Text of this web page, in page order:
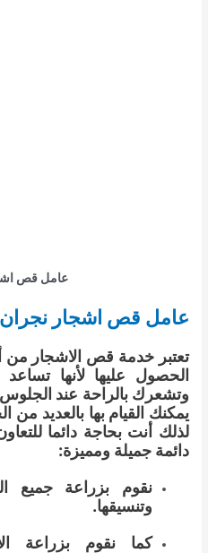
عامل قص
عامل قص اشجار نجران
تعتبر خدمة قص الاشجار من
الحصول عليها لأنها
وتشعرك بالراحة عند
يمكنك القيام بها بالعديد من
لذلك أنت بحاجة دائما
دائمة جميلة ومميزة:
نقوم بزراعة جميع
وتنسيقها.
كما نقوم بزراعة